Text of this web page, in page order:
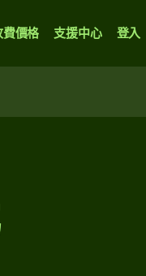
費價格 支援中心 登入